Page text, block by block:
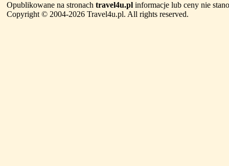
Opublikowane na stronach travel4u.pl informacje lub ceny nie
Copyright © 2004-2026 Travel4u.pl. All rights reserved.